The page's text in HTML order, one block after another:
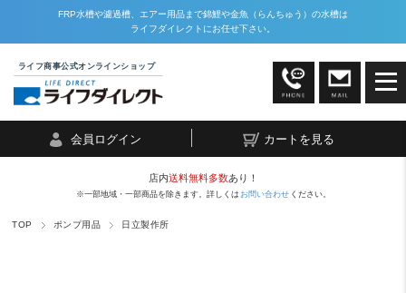
FRP水槽や濾過槽、エアー用品まで錦鯉や金魚（らんちゅう）の水槽は
ライフダイレクトにお任せ下さい。
ライフ商事公式オンラインショップ
会員ログイン カートを見る
店内送料無料多数あり！
※一部地域・一部商品を除きます。詳しくは お問い合わせ ください。
TOP ポンプ用品 日立製作所